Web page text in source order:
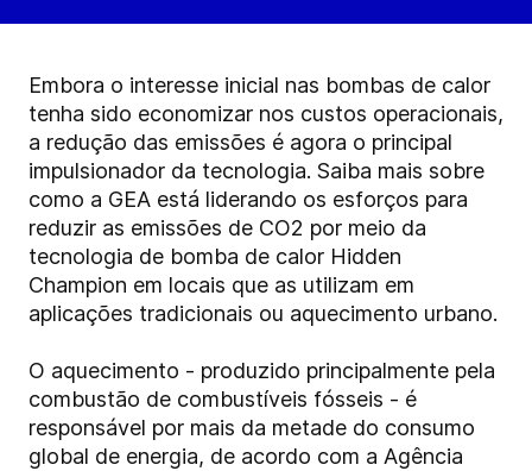
Embora o interesse inicial nas bombas de calor
tenha sido economizar nos custos operacionais,
a redução das emissões é agora o principal
impulsionador da tecnologia. Saiba mais sobre
como a GEA está liderando os esforços para
reduzir as emissões de CO2 por meio da
tecnologia de bomba de calor Hidden
Champion em locais que as utilizam em
aplicações tradicionais ou aquecimento urbano.
O aquecimento - produzido principalmente pela
combustão de combustíveis fósseis - é
responsável por mais da metade do consumo
global de energia, de acordo com a Agência